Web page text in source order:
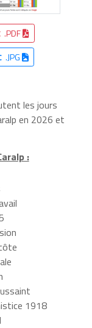
.PDF
.JPG
les jours
en 2026 et
:
1918